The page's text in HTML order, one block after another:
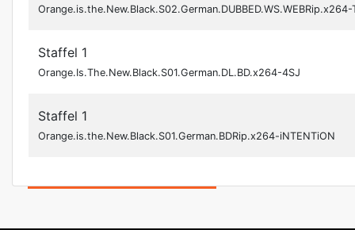
Orange.is.the.New.Black.S02.German.DUBBED.WS.WEBRip.x264-
Staffel 1
Orange.Is.The.New.Black.S01.German.DL.BD.x264-4SJ
Staffel 1
Orange.is.the.New.Black.S01.German.BDRip.x264-iNTENTiON